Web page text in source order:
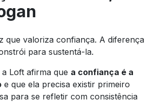
que valoriza confiança. A diferença
para sustentá-la.
Loft afirma que a confiança é a
e que ela precisa existir primeiro
para se refletir com consistência